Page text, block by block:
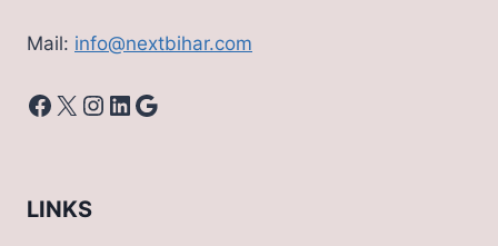
Mail: info@nextbihar.com
Facebook
X Instagram
LinkedIn
Google
LINKS